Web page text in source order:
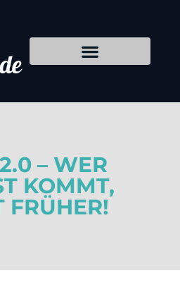
– WER
KOMMT,
FRÜHER!